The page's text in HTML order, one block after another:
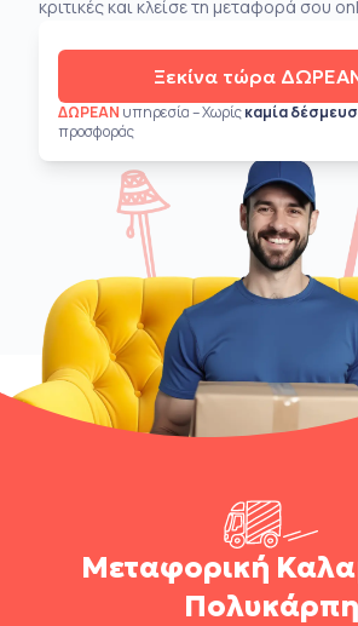
κριτικές και κλείσε τη μεταφορά σου
Ξεκίνα τώρα
ΔΩΡΕΑΝ υπηρεσία – Χωρίςκαμία
προσφοράς
Μεταφορική
Πολυκάρπη